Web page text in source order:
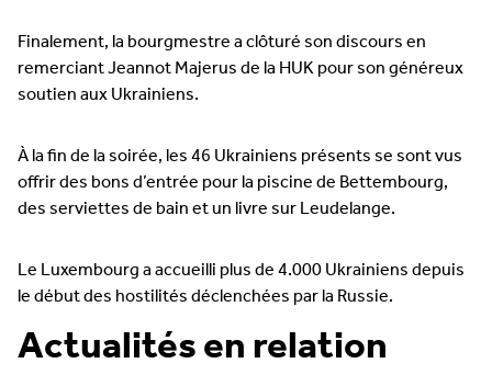
Finalement, la bourgmestre a clôturé son discours en
remerciant Jeannot Majerus de la HUK pour son généreux
soutien aux Ukrainiens.
À la fin de la soirée, les 46 Ukrainiens présents se sont vus
offrir des bons d’entrée pour la piscine de Bettembourg,
des serviettes de bain et un livre sur Leudelange.
Le Luxembourg a accueilli plus de 4.000 Ukrainiens depuis
le début des hostilités déclenchées par la Russie.
Actualités en relation